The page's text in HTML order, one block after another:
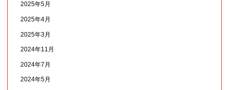
2025年5月
2025年4月
2025年3月
2024年11月
2024年7月
2024年5月